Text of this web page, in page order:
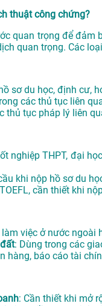
thuật công chứng?
quan trọng để
quan trọng. Các
sơ du học, định cư,
các thủ tục liên
thủ tục pháp lý liên
nghiệp THPT, đại
khi nộp hồ sơ du
cần thiết khi
làm việc ở nước ngoài
: Dùng trong các
hàng, báo cáo tài
: Cần thiết khi mở